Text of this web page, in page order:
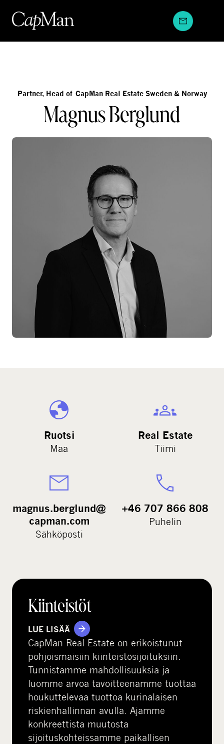
sisältöön
Partner, Head of CapMan Real Estate Sweden & Norway
Magnus Berglund
Ruotsi
Maa
Real Estate
Tiimi
magnus.berglund@
capman.com
Sähköposti
+46 707 866 808
Puhelin
Kiinteistöt
LUE LISÄÄ
CapMan Real Estate on erikoistunut
pohjoismaisiin kiinteistösijoituksiin.
Tunnistamme mahdollisuuksia ja
luomme arvoa tavoitteenamme tuottaa
houkuttelevaa tuottoa kurinalaisen
riskienhallinnan avulla. Ajamme
konkreettista muutosta
sijoituskohteissamme paikallisen